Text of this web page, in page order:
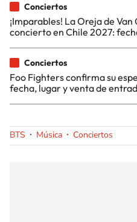
Conciertos
¡Imparables! La Oreja de
concierto en Chile 2027:
Conciertos
Foo Fighters confirma su
fecha, lugar y venta de
BTS Música Conciertos